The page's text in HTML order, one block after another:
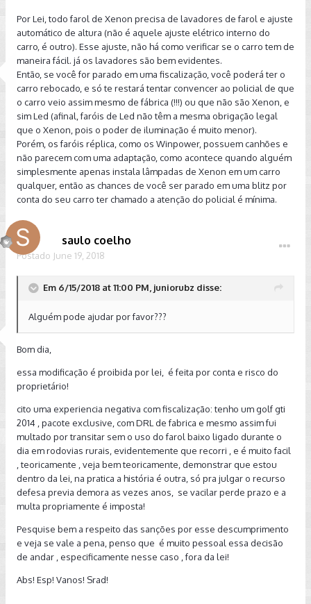
Por Lei, todo farol de Xenon precisa de lavadores de farol e ajuste
automático de altura (não é aquele ajuste elétrico interno do
carro, é outro). Esse ajuste, não há como verificar se o carro tem de
maneira fácil. já os lavadores são bem evidentes.
Então, se você for parado em uma fiscalização, você poderá ter o
carro rebocado, e só te restará tentar convencer ao policial de que
o carro veio assim mesmo de fábrica (!!!) ou que não são Xenon, e
sim Led (afinal, faróis de Led não têm a mesma obrigação legal
que o Xenon, pois o poder de iluminação é muito menor).
Porém, os faróis réplica, como os Winpower, possuem canhões e
não parecem com uma adaptação, como acontece quando alguém
simplesmente apenas instala lâmpadas de Xenon em um carro
qualquer, então as chances de você ser parado em uma blitz por
conta do seu carro ter chamado a atenção do policial é mínima.
saulo coelho
Postado June 19, 2018
Em 6/15/2018 at 11:00 PM, juniorubz disse:
Alguém pode ajudar por favor???
Bom dia,
essa modificação é proibida por lei, é feita por conta e risco do
proprietário!
cito uma experiencia negativa com fiscalização: tenho um golf gti
2014 , pacote exclusive, com DRL de fabrica e mesmo assim fui
multado por transitar sem o uso do farol baixo ligado durante o
dia em rodovias rurais, evidentemente que recorri , e é muito facil
, teoricamente , veja bem teoricamente, demonstrar que estou
dentro da lei, na pratica a história é outra, só pra julgar o recurso
defesa previa demora as vezes anos, se vacilar perde prazo e a
multa propriamente é imposta!
Pesquise bem a respeito das sanções por esse descumprimento
e veja se vale a pena, penso que é muito pessoal essa decisão
de andar , especificamente nesse caso , fora da lei!
Abs! Esp! Vanos! Srad!